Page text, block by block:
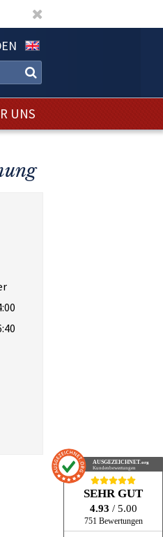
UNS
AUSGEZEICHNET.org
Kundenbewertungen
SEHR GUT
4.93 / 5.00
751 Bewertungen